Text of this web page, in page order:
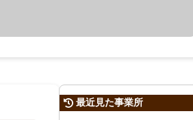
最近見た事業所